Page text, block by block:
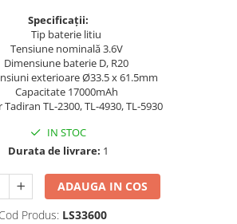
energie
complete
de putere
case de
Specificații:
Tip baterie litiu
Tensiune nominală 3.6V
Dimensiune baterie D, R20
exterioare Ø33.5 x 61.5mm
Capacitate 17000mAh
Tadiran TL-2300, TL-4930, TL-5930
IN STOC
Durata de livrare: 1
ADAUGA IN COS
Cod Produs: LS33600